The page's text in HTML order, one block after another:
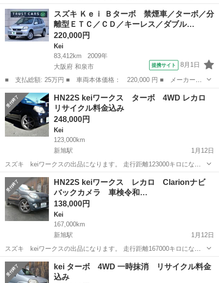
ます。 現在一時抹消になります。 5速ミッション車でターボで4WD車
両になります。 スズキスポーツ製の前後バンパー装着しています。 マ
フラーが...
滋賀 高島市 新旭駅 車両
スズキ Ｋｅｉ Ｂターボ 禁煙車／ターボ／分
離型ＥＴＣ／ＣＤ／キーレス／ダブル…
220,000円
Kei
83,412km
2009年
大阪府 和泉市
提携サイト 8月1日
■ 支払総額: 25万円 ■ 車両本体価格： 220,000 円 ■ メーカー
名： スズキ ■ 車種名： Ｋｅｉ ■ グレード名： Ｂターボ 禁
煙車／ターボ／分離型ＥＴＣ／ＣＤ／キーレス／ダブルエアバック／
タイミングチェー...
大阪 和泉市
HN22S keiワークス ターボ 4WD レカロ
リサイクル料金込み
248,000円
Kei
123,000km
新旭駅
1月12日
スズキ keiワークスの出品になります。 走行距離123000キロになり
ます。 現在は一時抹消しています。 ターボで4WD車両になります。
ステアリング社外製に替わっています。 リサイクル料金込みです。 ...
滋賀 高島市
HN22S keiワークス レカロ Clarionナビ
バックカメラ 車検令和…
138,000円
Kei
167,000km
新旭駅
1月12日
スズキ keiワークスの出品になります。 走行距離167000キロになり
ます。 現在は車検令和6年7月まであります。 ターボ車両の2WDにな
ります。Clarion製のナビついておりバックカメラもついています。
ETC...
滋賀 高島市 新旭駅 車両
kei ターボ 4WD 一時抹消 リサイクル料金
込み